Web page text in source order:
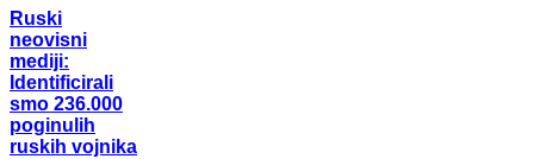
Ruski
neovisni
mediji:
Identificirali
smo 236.000
poginulih
ruskih vojnika